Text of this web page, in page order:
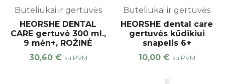
Buteliukai ir gertuvės
HEORSHE DENTAL
CARE gertuvė 300 ml.,
9 mėn+, ROŽINĖ
30,60 € su PVM
Buteliukai ir gertuvės
HEORSHE dental care
gertuvės kūdikiui
snapelis 6+
10,00 € su PVM